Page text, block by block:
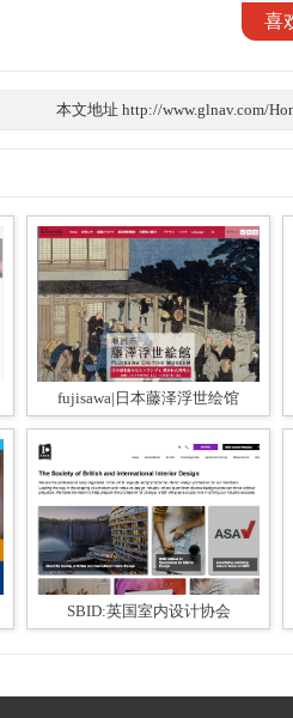
喜
本文地址 http://www.glnav.com/
fujisawa|日本藤泽浮世绘馆
SBID:英国室内设计协会